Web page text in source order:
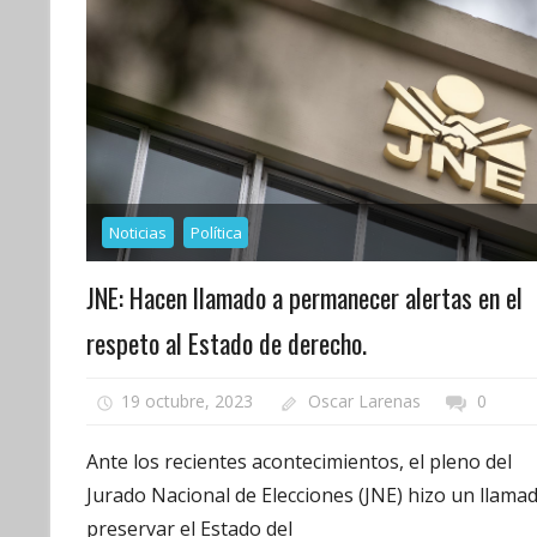
Noticias Política
JNE: Hacen llamado a permanecer alertas en el
respeto al Estado de derecho.
19 octubre, 2023 Oscar Larenas 0
Ante los recientes acontecimientos, el pleno del
Jurado Nacional de Elecciones (JNE) hizo un
preservar el Estado del